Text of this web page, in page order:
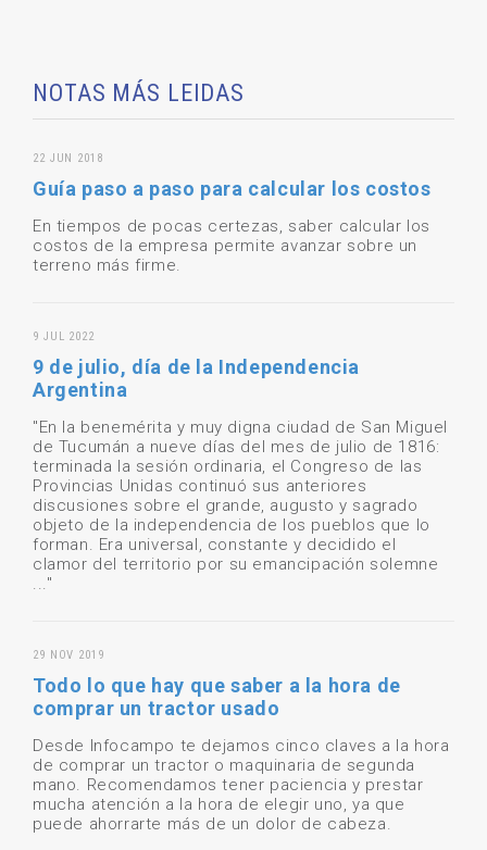
NOTAS MÁS LEIDAS
22 JUN 2018
Guía paso a paso para calcular los costos
En tiempos de pocas certezas, saber calcular los
costos de la empresa permite avanzar sobre un
terreno más firme.
9 JUL 2022
9 de julio, día de la Independencia
Argentina
"En la benemérita y muy digna ciudad de San Miguel
de Tucumán a nueve días del mes de julio de 1816:
terminada la sesión ordinaria, el Congreso de las
Provincias Unidas continuó sus anteriores
discusiones sobre el grande, augusto y sagrado
objeto de la independencia de los pueblos que lo
forman. Era universal, constante y decidido el
clamor del territorio por su emancipación solemne
..."
29 NOV 2019
Todo lo que hay que saber a la hora de
comprar un tractor usado
Desde Infocampo te dejamos cinco claves a la hora
de comprar un tractor o maquinaria de segunda
mano. Recomendamos tener paciencia y prestar
mucha atención a la hora de elegir uno, ya que
puede ahorrarte más de un dolor de cabeza.